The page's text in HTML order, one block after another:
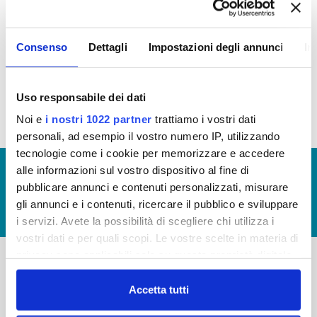
Consenso Dettagli Impostazioni degli annunci
Uso responsabile dei dati
Noi e i nostri 1022 partner trattiamo i vostri dati
personali, ad esempio il vostro numero IP, utilizzando
tecnologie come i cookie per memorizzare e accedere
alle informazioni sul vostro dispositivo al fine di
pubblicare annunci e contenuti personalizzati, misurare
gli annunci e i contenuti, ricercare il pubblico e sviluppare
i servizi. Avete la possibilità di scegliere chi utilizza i
vostri dati e per quali scopi. Le vostre scelte in materia di
in cui avete effettuato le vostre scelte. È possibile
modificare o revocare il proprio consenso in qualsiasi
momento dalla Dichiarazione sui cookie o facendo clic
Accetta tutti
OPERE PUBBLICHE
In questa sezione puoi trovare ilprogramma degli
interventi di Publiacqua 2020 - 2024(visualizza
© Copyright 2017 - 2026
GLOSSARIO
GIUDICA IL SERVIZIO
LAVORA CON NOI
Publiacqua S.p.A
-
FAQ